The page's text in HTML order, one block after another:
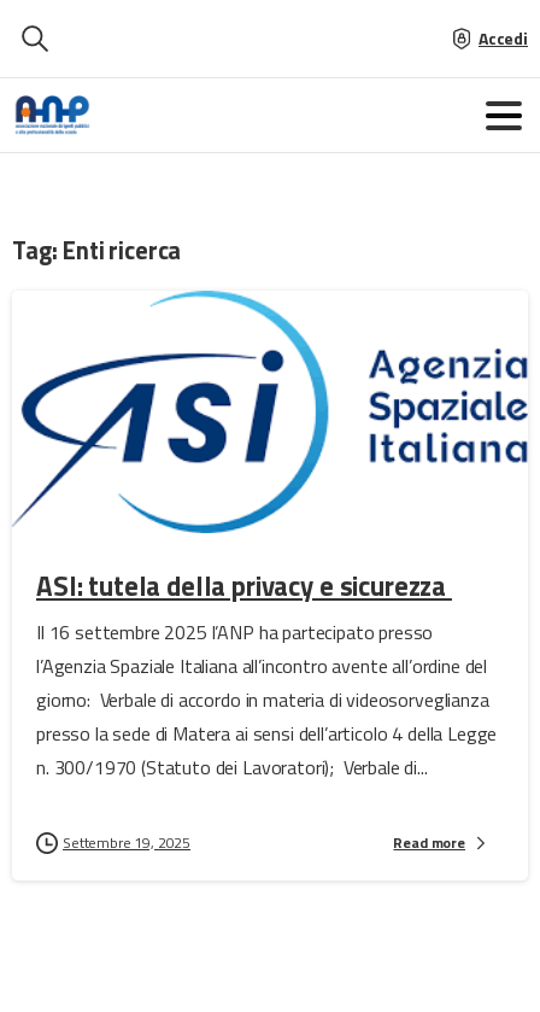
Accedi
Tag:Enti ricerca
ASI: tutela della privacy e sicurezza
Il 16 settembre 2025 l’ANP ha partecipato presso
l’Agenzia Spaziale Italiana all’incontro avente all’ordine del
giorno: Verbale di accordo in materia di videosorveglianza
presso la sede di Matera ai sensi dell’articolo 4 della Legge
n. 300/1970 (Statuto dei Lavoratori); Verbale di...
Settembre 19, 2025 Read more